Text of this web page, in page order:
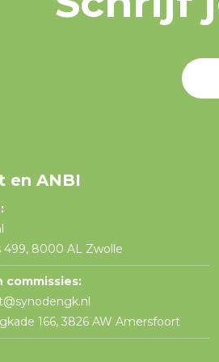
en ANBI
499, 8000 AL Zwolle
commissies:
166, 3826 AW Amersfoort